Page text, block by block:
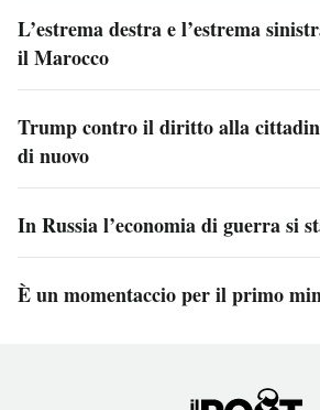
L’estrema destra e l’estrema
il Marocco
Trump contro il diritto alla
di nuovo
In Russia l’economia di guerra si
È un momentaccio per il primo